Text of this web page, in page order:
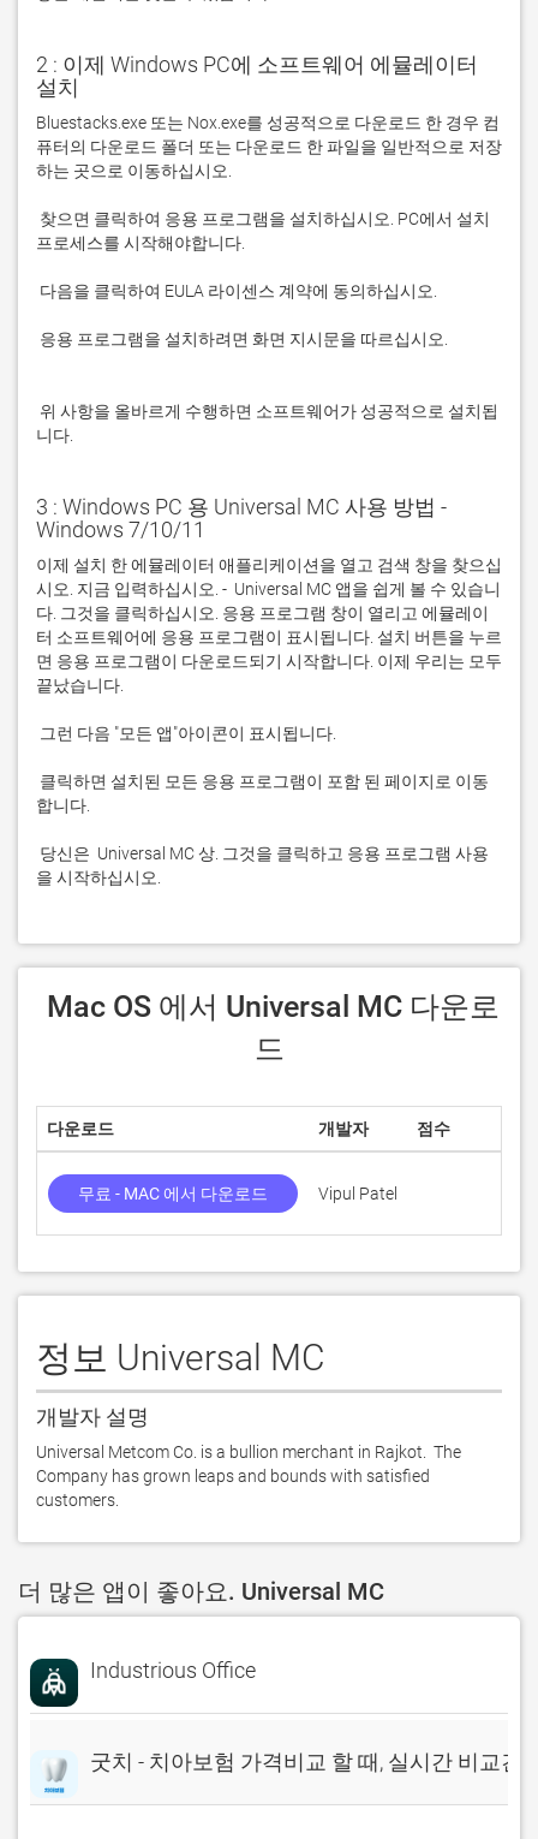
2 : 이제 Windows PC에 소프트웨어 에뮬레이터
설치
Bluestacks.exe 또는 Nox.exe를 성공적으로 다운로드 한 경우 컴
퓨터의 다운로드 폴더 또는 다운로드 한 파일을 일반적으로 저장
니다.
3 : Windows PC 용 Universal MC 사용 방법 -
Windows 7/10/11
이제 설치 한 에뮬레이터 애플리케이션을 열고 검색 창을 찾으십
시오. 지금 입력하십시오. -  Universal MC 앱을 쉽게 볼 수 있습니
다. 그것을 클릭하십시오. 응용 프로그램 창이 열리고 에뮬레이
터 소프트웨어에 응용 프로그램이 표시됩니다. 설치 버튼을 누르
면 응용 프로그램이 다운로드되기 시작합니다. 이제 우리는 모두
을 시작하십시오.
드
다운로드 개발자 점수
무료 - MAC 에서 다운로드 Vipul Patel
정보 Universal MC
개발자 설명
Universal Metcom Co. is a bullion merchant in Rajkot.  The
Company has grown leaps and bounds with satisfied
customers.
더 많은 앱이 좋아요. Universal MC
Industrious Office
굿치 - 치아보험 가격비교 할 때, 실시간 비교견